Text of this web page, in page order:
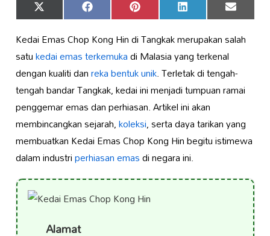
Share
on
X
(Twitter)
Share
on
Facebook Share
on
Pinterest Share
on
LinkedIn Share
on
Email
Kedai Emas Chop Kong Hin di Tangkak merupakan salah
satukedai emas terkemukadi Malasia yang terkenal
dengan kualiti danreka bentuk unik. Terletak di tengah-
tengah bandar Tangkak, kedai ini menjadi tumpuan ramai
penggemar emas dan perhiasan. Artikel ini akan
membincangkan sejarah,koleksi, serta daya tarikan yang
membuatkan Kedai Emas Chop Kong Hin begitu istimewa
dalam industriperhiasan emasdi negara ini.
Alamat